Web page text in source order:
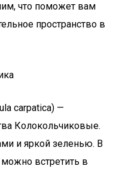
что поможет вам
пространство в
carpatica) —
Колокольчиковые.
и яркой зеленью. В
можно встретить в